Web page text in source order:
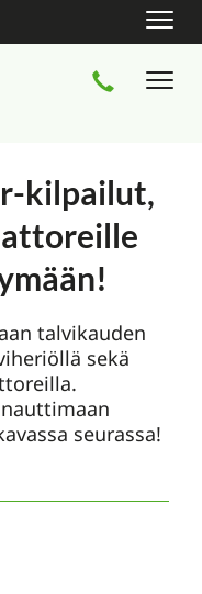
kilpailut,
talvikauden
sekä
seurassa!